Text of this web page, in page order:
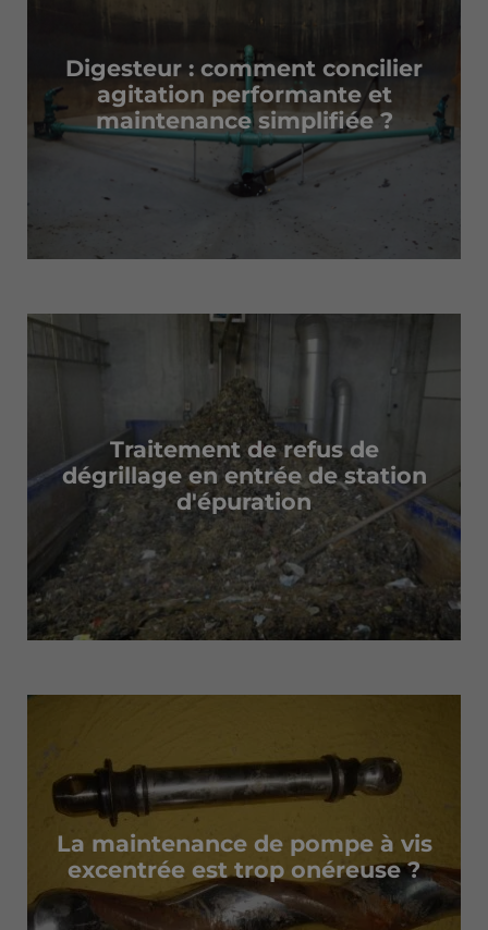
Digesteur : comment concilier
agitation performante et
maintenance simplifiée ?
Traitement de refus de
dégrillage en entrée de station
d'épuration
La maintenance de pompe à vis
excentrée est trop onéreuse ?